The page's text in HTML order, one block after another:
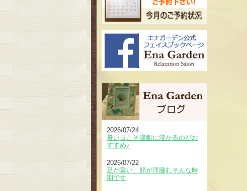
2026/07/24
暑い日こそ湯船に浸かるのがお
すすめ♪
2026/07/22
足が重い、顔が浮腫むそんな時
期です